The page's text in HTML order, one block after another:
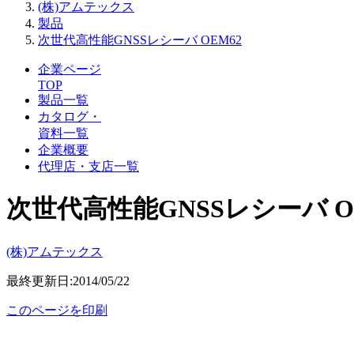
(株)アムテックス
製品
次世代高性能GNSSレシーバ OEM62
企業ページ
TOP
製品一覧
カタログ・
資料一覧
企業概要
代理店・支店一覧
次世代高性能GNSSレシーバ
(株)アムテックス
最終更新日:2014/05/22
このページを印刷